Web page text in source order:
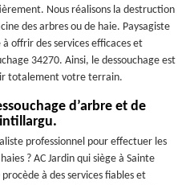
Nous réalisons la destruction
des arbres ou de haie. Paysagiste
offrir des services efficaces et
34270. Ainsi, le dessouchage est
totalement votre terrain.
d’arbre et de
professionnel pour effectuer les
? AC Jardin qui siège à Sainte
à des services fiables et